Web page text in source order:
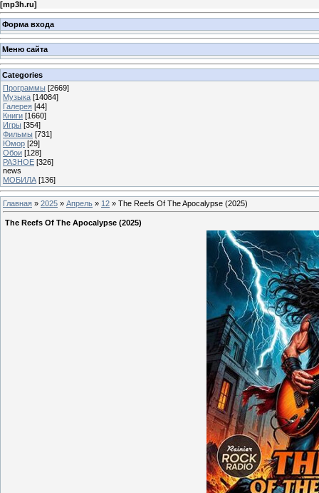
[mp3h.ru]
Форма входа
Меню сайта
Categories
Программы [2669]
Музыка [14084]
Галерея [44]
Книги [1660]
Игры [354]
Фильмы [731]
Юмор [29]
Обои [128]
РАЗНОЕ [326]
news
МОБИЛА [136]
Главная » 2025 » Апрель » 12 » The Reefs Of The Apocalypse (2025)
The Reefs Of The Apocalypse (2025)